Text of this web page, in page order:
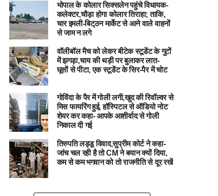
भोपाल के कोलार सिक्सलेन पहुंचे विधायक-
कलेक्टर,चौड़ा होगा कोलार तिराहा; ताकि,
चार इमली-बिट्‌ठन मार्केट से आने वाले वाहनों
से जाम न लगे
वॉलीबॉल मैच को लेकर बीटेक ​​​​​​​स्टूडेंट के गुटों
में झगड़ा,चाय की थड़ी पर बुलाकर लात-
घूसों से पीटा, एक स्टूडेंट के सिर-पैर में चोट
गोविंदा के पैर में गोली लगी,खुद की रिवॉल्वर से
मिस फायरिंग हुई, हॉस्पिटल से ऑडियो नोट
शेयर कर कहा- आपके आशीर्वाद से गोली
निकाल दी गई
तिरुपति लड्डू विवाद,सुप्रीम कोर्ट ने कहा-
जांच चल रही है तो CM ने बयान क्यों दिया,
कम से कम भगवान को तो राजनीति से दूर रखें